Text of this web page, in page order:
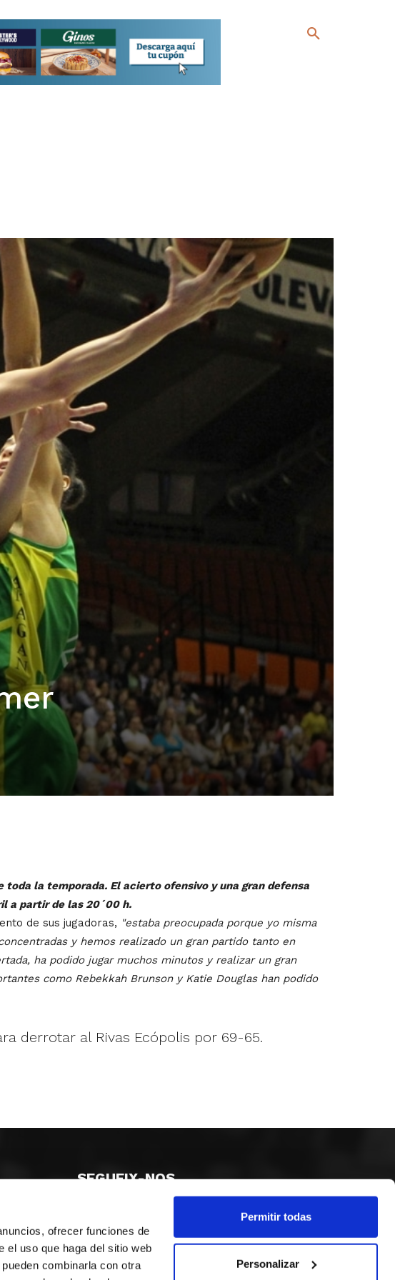
ofrecer funciones de
el uso que haga del sitio web
combinarla con otra
Permitir todas
Personalizar
la temporada. El acierto ofensivo y una gran defensa
a partir de las 20´00 h.
de sus jugadoras, "estaba preocupada porque yo misma
y hemos realizado un gran partido tanto en
ha podido jugar muchos minutos y realizar un gran
como Rebekkah Brunson y Katie Douglas han podido
derrotar al Rivas Ecópolis por 69-65.
SEGUEIX-NOS